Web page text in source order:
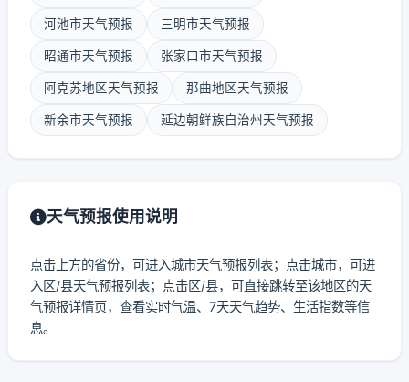
河池市天气预报 三明市天气预报
昭通市天气预报 张家口市天气预报
阿克苏地区天气预报 那曲地区天气预报
新余市天气预报 延边朝鲜族自治州天气预报
天气预报使用说明
点击上方的省份，可进入城市天气预报列表；点击城市，可进
入区/县天气预报列表；点击区/县，可直接跳转至该地区的天
气预报详情页，查看实时气温、7天天气趋势、生活指数等信
息。